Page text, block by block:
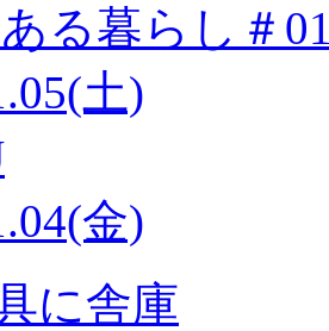
る暮らし＃
土)
金)
に舎庫